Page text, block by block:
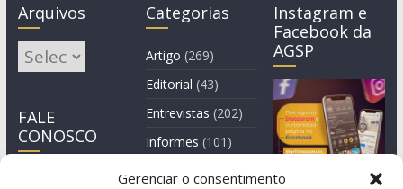
Gerenciar o consentimento
Arquivos
Arquivos
FALE
CONOSCO
Categorias
Artigo (269)
Editorial (43)
Entrevistas (202)
Informes (101)
Manchete
Instagram e
Facebook da
AGSP